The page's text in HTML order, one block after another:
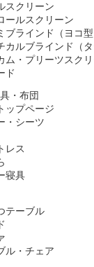
スクリーン
ールスクリーン
ブラインド（ヨコ型
カルブラインド（タ
ム・プリーツスク
ド
・布団
ップページ
・シーツ
レス
寝具
テーブル
ル・チェア